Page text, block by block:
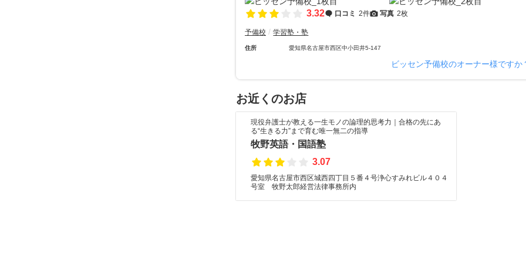
3.32 口コミ 2件 写真 2枚
予備校 学習塾・塾
住所 愛知県名古屋市西区中小田井5-147
ビッセン予備校のオーナー様ですか
お近くのお店
現役弁護士が教える一生モノの論理的思考力｜合格の先にあ
る“生きる力”まで育む唯一無二の指導
牧野英語・国語塾
3.07
愛知県名古屋市西区城西四丁目５番４号浄心すみれビル４０４
号室 牧野太郎経営法律事務所内